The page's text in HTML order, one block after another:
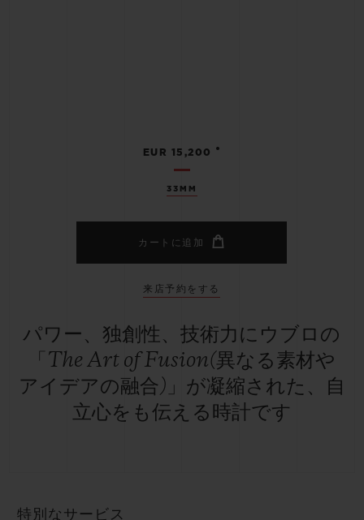
33MM
EUR 15,200 •
カートに追加
来店予約をする
パワー、独創性、技術力にウブロの
「The Art of Fusion(異なる素材や
アイデアの融合)」が凝縮された、自
立心をも伝える時計です
特別なサービス